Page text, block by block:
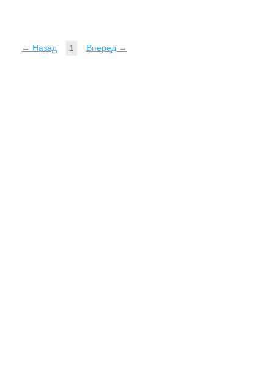
← Назад 1 Вперед →